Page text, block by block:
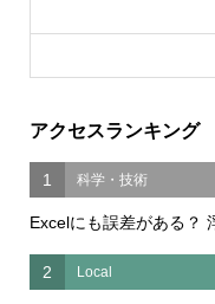
アクセスランキング
1 科学・技術
Excelにも誤差がある？
2 Local